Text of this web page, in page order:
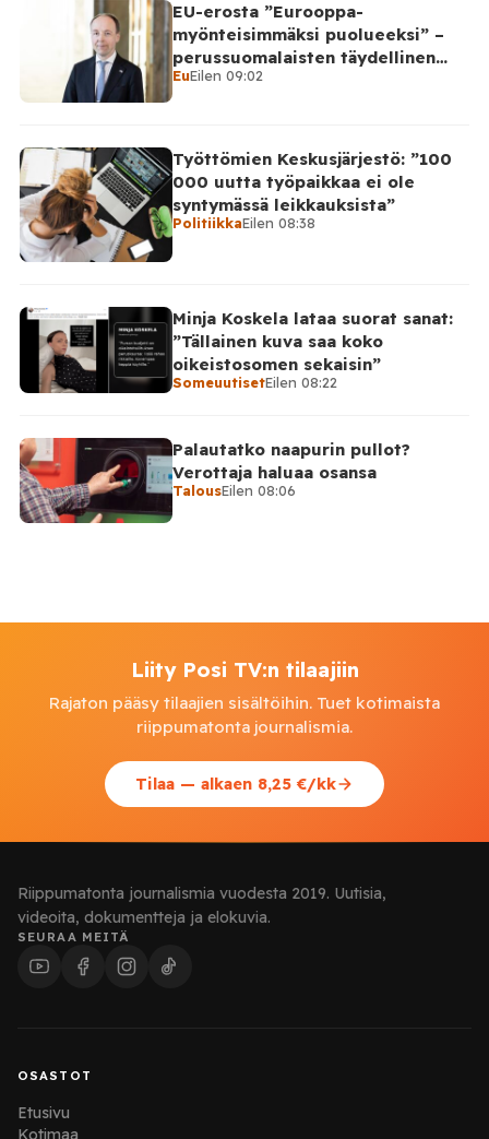
EU-erosta ”Eurooppa-
myönteisimmäksi puolueeksi” –
perussuomalaisten täydellinen
takinkääntö
EuEilen 09:02
Työttömien Keskusjärjestö: ”100
000 uutta työpaikkaa ei ole
syntymässä leikkauksista”
PolitiikkaEilen 08:38
Minja Koskela lataa suorat sanat:
”Tällainen kuva saa koko
oikeistosomen sekaisin”
SomeuutisetEilen 08:22
Palautatko naapurin pullot?
Verottaja haluaa osansa
TalousEilen 08:06
Liity Posi TV:n tilaajiin
Rajaton pääsy tilaajien sisältöihin. Tuet kotimaista
riippumatonta journalismia.
Tilaa — alkaen 8,25 €/kk
Riippumatonta journalismia vuodesta 2019. Uutisia,
videoita, dokumentteja ja elokuvia.
SEURAA MEITÄ
OSASTOT
Etusivu
Kotimaa